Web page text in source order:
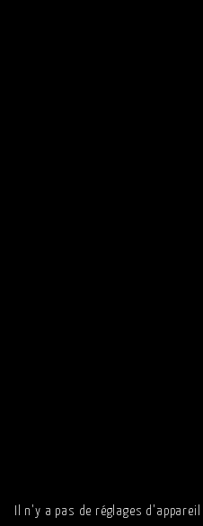
Il n'y a pas de réglages